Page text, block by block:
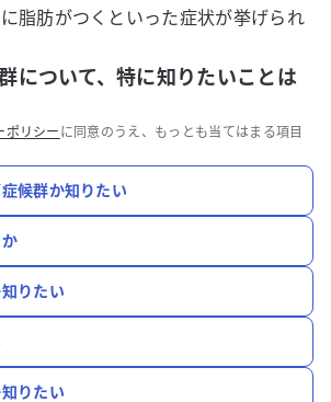
脂肪がつくといった症状が挙げられ
について、特に知りたいことは
ポリシー に同意のうえ、もっとも当てはまる項目
候群か知りたい
りたい
りたい